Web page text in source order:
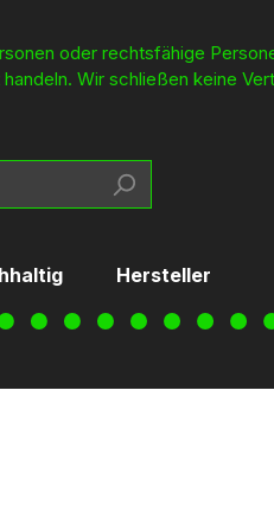
oder rechtsfähige
Wir schließen keine
Hersteller